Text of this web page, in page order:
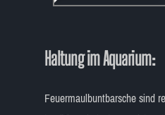
Haltung im Aquarium:
Feuermaulbuntbarsche sind